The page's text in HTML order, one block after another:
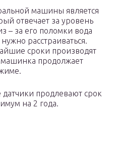
машины является
отвечает за уровень
– за его поломки вода
расстраиваться.
сроки производят
машинка продолжает
продлевают срок
на 2 года.